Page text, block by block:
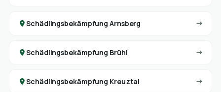
Schädlingsbekämpfung Arnsberg
Schädlingsbekämpfung Brühl
Schädlingsbekämpfung Kreuztal